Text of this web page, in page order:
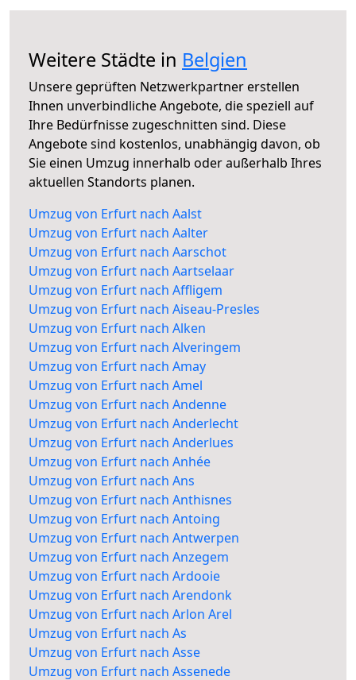
Weitere Städte in Belgien
Unsere geprüften Netzwerkpartner erstellen
Ihnen unverbindliche Angebote, die speziell auf
Ihre Bedürfnisse zugeschnitten sind. Diese
Angebote sind kostenlos, unabhängig davon, ob
Sie einen Umzug innerhalb oder außerhalb Ihres
aktuellen Standorts planen.
Umzug von Erfurt nach Aalst
Umzug von Erfurt nach Aalter
Umzug von Erfurt nach Aarschot
Umzug von Erfurt nach Aartselaar
Umzug von Erfurt nach Affligem
Umzug von Erfurt nach Aiseau-Presles
Umzug von Erfurt nach Alken
Umzug von Erfurt nach Alveringem
Umzug von Erfurt nach Amay
Umzug von Erfurt nach Amel
Umzug von Erfurt nach Andenne
Umzug von Erfurt nach Anderlecht
Umzug von Erfurt nach Anderlues
Umzug von Erfurt nach Anhée
Umzug von Erfurt nach Ans
Umzug von Erfurt nach Anthisnes
Umzug von Erfurt nach Antoing
Umzug von Erfurt nach Antwerpen
Umzug von Erfurt nach Anzegem
Umzug von Erfurt nach Ardooie
Umzug von Erfurt nach Arendonk
Umzug von Erfurt nach Arlon Arel
Umzug von Erfurt nach As
Umzug von Erfurt nach Asse
Umzug von Erfurt nach Assenede